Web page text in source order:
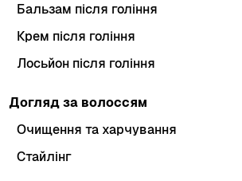
Бальзам після гоління
Крем після гоління
Лосьйон після гоління
Догляд за волоссям
Очищення та харчування
Стайлінг